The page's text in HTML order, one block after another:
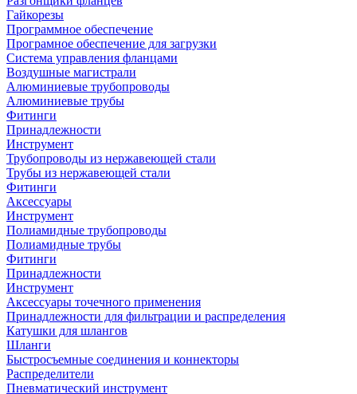
Гайкорезы
Программное обеспечение
Програмное обеспечение для загрузки
Система управления фланцами
Воздушные магистрали
Алюминиевые трубопроводы
Алюминиевые трубы
Фитинги
Принадлежности
Инструмент
Трубопроводы из нержавеющей стали
Трубы из нержавеющей стали
Фитинги
Аксессуары
Инструмент
Полиамидные трубопроводы
Полиамидные трубы
Фитинги
Принадлежности
Инструмент
Аксессуары точечного применения
Принадлежности для фильтрации и распределения
Катушки для шлангов
Шланги
Быстросъемные соединения и коннекторы
Распределители
Пневматический инструмент